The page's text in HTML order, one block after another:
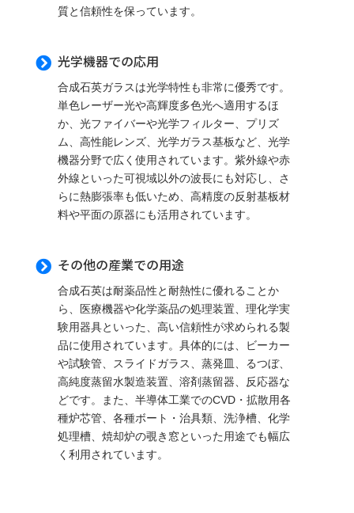
質と信頼性を保っています。
 光学機器での応用
合成石英ガラスは光学特性も非常に優秀です。
単色レーザー光や高輝度多色光へ適用するほ
か、光ファイバーや光学フィルター、プリズ
ム、高性能レンズ、光学ガラス基板など、光学
機器分野で広く使用されています。紫外線や赤
外線といった可視域以外の波長にも対応し、さ
らに熱膨張率も低いため、高精度の反射基板材
料や平面の原器にも活用されています。
 その他の産業での用途
合成石英は耐薬品性と耐熱性に優れることか
ら、医療機器や化学薬品の処理装置、理化学実
験用器具といった、高い信頼性が求められる製
品に使用されています。具体的には、ビーカー
や試験管、スライドガラス、蒸発皿、るつぼ、
高純度蒸留水製造装置、溶剤蒸留器、反応器な
どです。また、半導体工業でのCVD・拡散用各
種炉芯管、各種ボート・治具類、洗浄槽、化学
処理槽、焼却炉の覗き窓といった用途でも幅広
く利用されています​​。